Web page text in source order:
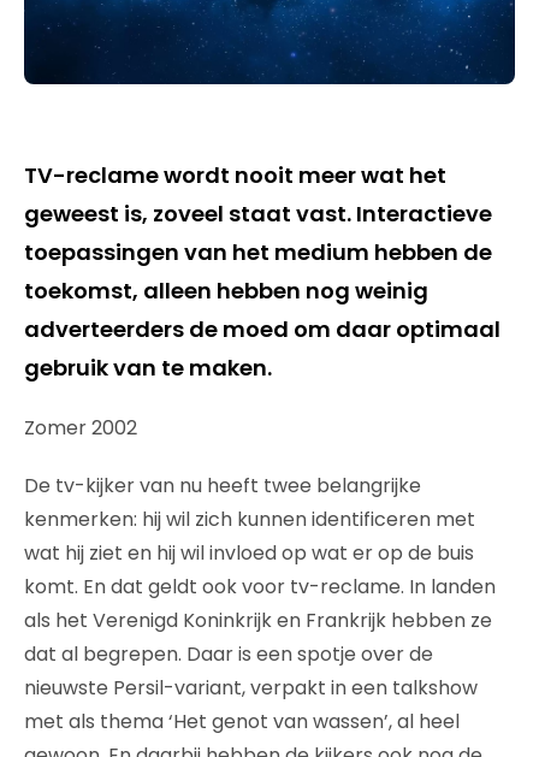
TV-reclame wordt nooit meer wat het
geweest is, zoveel staat vast. Interactieve
toepassingen van het medium hebben de
toekomst, alleen hebben nog weinig
adverteerders de moed om daar optimaal
gebruik van te maken.
Zomer 2002
De tv-kijker van nu heeft twee belangrijke
kenmerken: hij wil zich kunnen identificeren met
wat hij ziet en hij wil invloed op wat er op de buis
komt. En dat geldt ook voor tv-reclame. In landen
als het Verenigd Koninkrijk en Frankrijk hebben ze
dat al begrepen. Daar is een spotje over de
nieuwste Persil-variant, verpakt in een talkshow
met als thema ‘Het genot van wassen’, al heel